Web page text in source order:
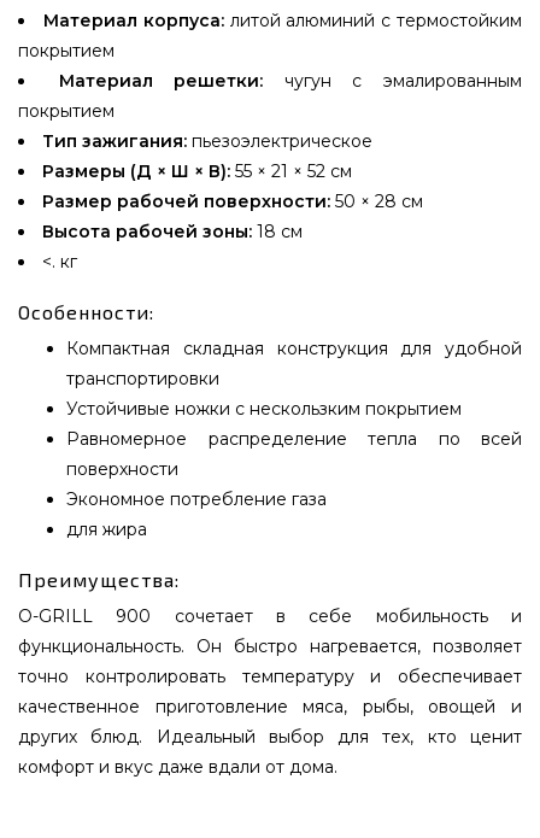
Материал корпуса:литой алюминий с термостойким
покрытием
Материал решетки: чугун с эмалированным
покрытием
Тип зажигания: пьезоэлектрическое
Размеры (Д × Ш × В): 55 × 21 × 52 см
Размер рабочей поверхности: 50 × 28 см
Высота рабочей зоны: 18 см
<. кг
Особенности:
Компактная складная конструкция для удобной
транспортировки
Устойчивые ножки с нескользким покрытием
Равномерное распределение тепла по всей
поверхности
Экономное потребление газа
для жира
Преимущества:
O-GRILL 900 сочетает в себе мобильность и
функциональность. Он быстро нагревается, позволяет
точно контролировать температуру и обеспечивает
качественное приготовление мяса, рыбы, овощей и
других блюд. Идеальный выбор для тех, кто ценит
комфорт и вкус даже вдали от дома.